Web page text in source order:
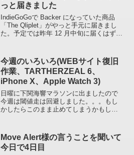
っと届きました
IndieGoGoで Backer になっていた商品
「The Qliplet」がやっと手元に届きまし
た。予定では昨年 12 月中旬に届くはずで
遅れた到着となりました。送...
今週のいろいろ(WEBサイト復旧
作業、TARTHERZEAL 6、
iPhone X、Apple Watch 3)
日曜に下関海響マラソンに出ましたので
今週は閾値走は回避しました。。。もし
かしたらこのまま止めてしまうかもしれ
を。 WEB サイト復旧作業サーバー移行
で WEB...
Move Alert様の言うことを聞いて
今日で4日目